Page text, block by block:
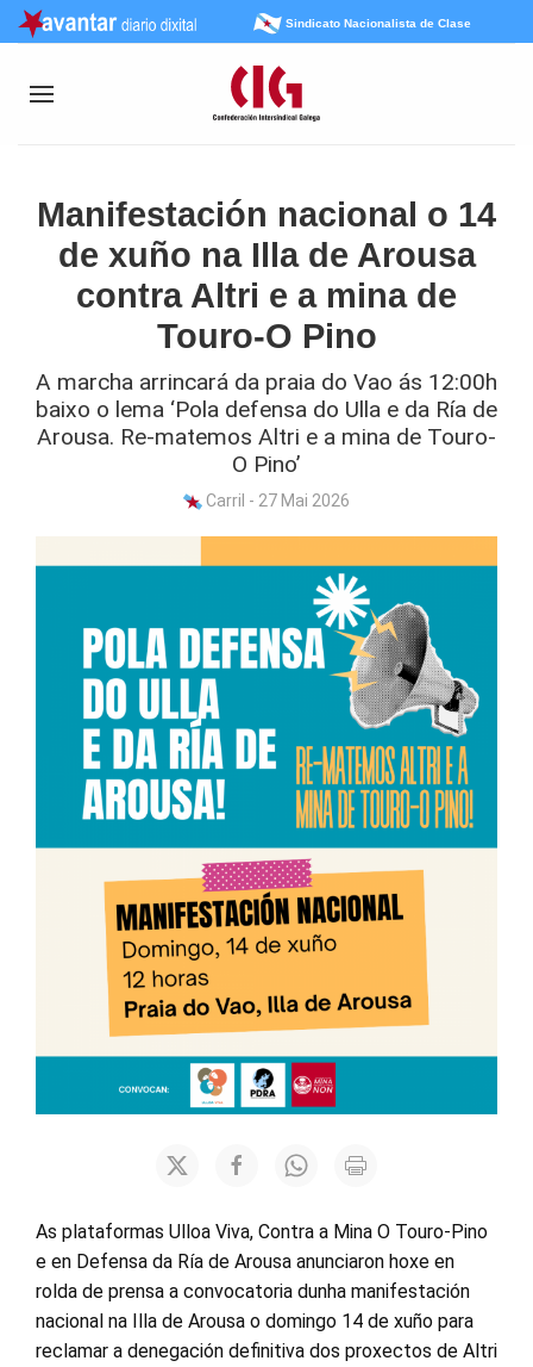
Sindicato Nacionalista de Clase
Manifestación nacional o 14
de xuño na Illa de Arousa
contra Altri e a mina de
Touro-O Pino
A marcha arrincará da praia do Vao ás 12:00h
baixo o lema ‘Pola defensa do Ulla e da Ría de
Arousa. Re-matemos Altri e a mina de Touro-
O Pino’
Carril - 27 Mai 2026
As plataformas Ulloa Viva, Contra a Mina O Touro-Pino
e en Defensa da Ría de Arousa anunciaron hoxe en
rolda de prensa a convocatoria dunha manifestación
nacional na Illa de Arousa o domingo 14 de xuño para
reclamar a denegación definitiva dos proxectos de Altri